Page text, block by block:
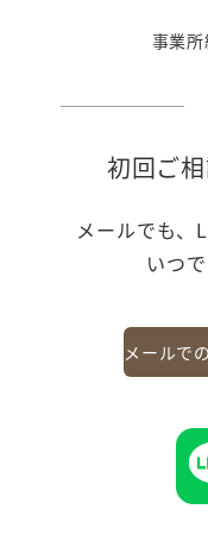
事業
初回ご相
メールでも、
いつ
メールで